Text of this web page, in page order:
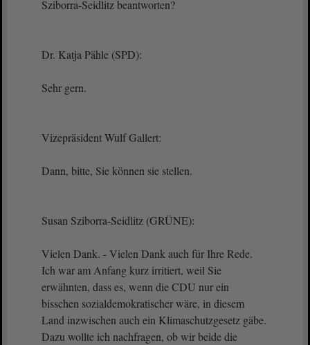
Sziborra-Seidlitz beantworten?
Dr. Katja Pähle (SPD):
Sehr gern.
Vizepräsident Wulf Gallert:
Dann, bitte, Sie können sie stellen.
Susan Sziborra-Seidlitz (GRÜNE):
Vielen Dank. - Vielen Dank auch für Ihre Rede.
Ich war am Anfang kurz irritiert, weil Sie
erwähnten, dass es, wenn die CDU nur ein
bisschen sozialdemokratischer wäre, in diesem
Land inzwischen auch ein Klimaschutzgesetz gäbe.
Dazu wollte ich nachfragen, ob wir beide die